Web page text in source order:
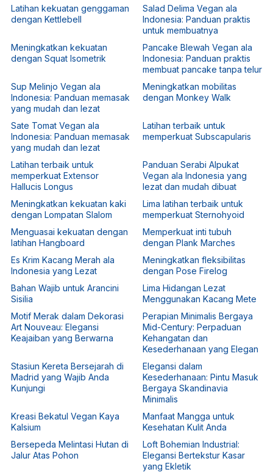
Latihan kekuatan genggaman
dengan Kettlebell
Salad Delima Vegan ala
Indonesia: Panduan praktis
untuk membuatnya
Meningkatkan kekuatan
dengan Squat Isometrik
Pancake Blewah Vegan ala
Indonesia: Panduan praktis
membuat pancake tanpa telur
Sup Melinjo Vegan ala
Indonesia: Panduan memasak
yang mudah dan lezat
Meningkatkan mobilitas
dengan Monkey Walk
Sate Tomat Vegan ala
Indonesia: Panduan memasak
yang mudah dan lezat
Latihan terbaik untuk
memperkuat Subscapularis
Latihan terbaik untuk
memperkuat Extensor
Hallucis Longus
Panduan Serabi Alpukat
Vegan ala Indonesia yang
lezat dan mudah dibuat
Meningkatkan kekuatan kaki
dengan Lompatan Slalom
Lima latihan terbaik untuk
memperkuat Sternohyoid
Menguasai kekuatan dengan
latihan Hangboard
Memperkuat inti tubuh
dengan Plank Marches
Es Krim Kacang Merah ala
Indonesia yang Lezat
Meningkatkan fleksibilitas
dengan Pose Firelog
Bahan Wajib untuk Arancini
Sisilia
Lima Hidangan Lezat
Menggunakan Kacang Mete
Motif Merak dalam Dekorasi
Art Nouveau: Elegansi
Keajaiban yang Berwarna
Perapian Minimalis Bergaya
Mid-Century: Perpaduan
Kehangatan dan
Kesederhanaan yang Elegan
Stasiun Kereta Bersejarah di
Madrid yang Wajib Anda
Kunjungi
Elegansi dalam
Kesederhanaan: Pintu Masuk
Bergaya Skandinavia
Minimalis
Kreasi Bekatul Vegan Kaya
Kalsium
Manfaat Mangga untuk
Kesehatan Kulit Anda
Bersepeda Melintasi Hutan di
Jalur Atas Pohon
Loft Bohemian Industrial:
Elegansi Bertekstur Kasar
yang Ekletik